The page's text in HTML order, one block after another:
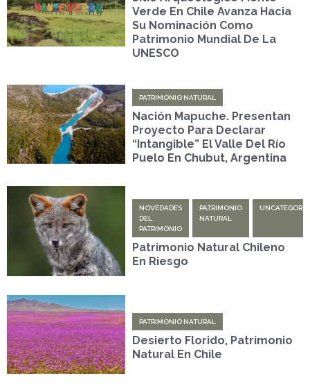
Verde En Chile Avanza Hacia
Su Nominación Como
Patrimonio Mundial De La
UNESCO
PATRIMONIO NATURAL
Nación Mapuche. Presentan
Proyecto Para Declarar
“intangible” El Valle Del Río
Puelo En Chubut, Argentina
NOVEDADES
DEL
PATRIMONIO
PATRIMONIO
NATURAL
Patrimonio Natural Chileno
En Riesgo
PATRIMONIO NATURAL
Desierto Florido, Patrimonio
Natural En Chile